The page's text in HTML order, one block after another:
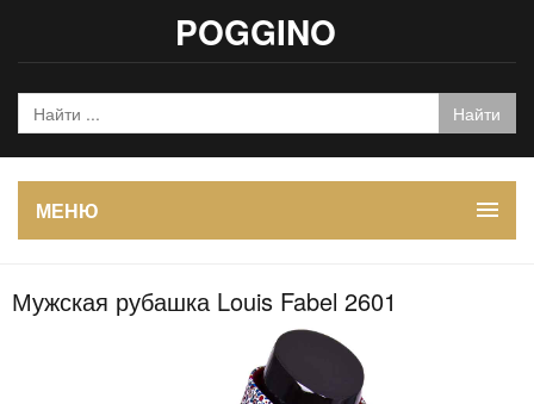
POGGINO
МЕНЮ
Мужская рубашка Louis Fabel 2601